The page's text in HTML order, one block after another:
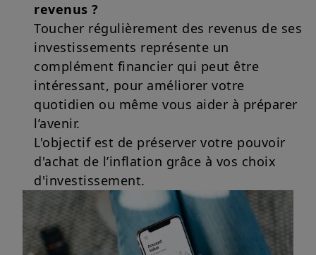
revenus ?
Toucher régulièrement des revenus de ses
investissements représente un
complément financier qui peut être
intéressant, pour améliorer votre
quotidien ou même vous aider à préparer
l’avenir.
L'objectif est de préserver votre pouvoir
d'achat de l’inflation grâce à vos choix
d'investissement.